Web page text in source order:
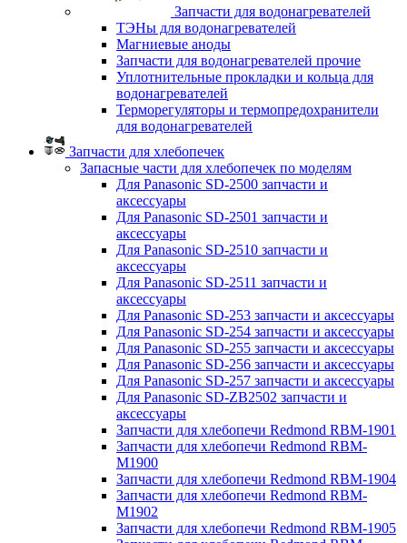
Запчасти для водонагревателей
ТЭНы для водонагревателей
Магниевые аноды
Запчасти для водонагревателей прочие
Уплотнительные прокладки и кольца для
водонагревателей
Терморегуляторы и термопредохранители
для водонагревателей
Запчасти для хлебопечек
Запасные части для хлебопечек по моделям
Для Panasonic SD-2500 запчасти и
аксессуары
Для Panasonic SD-2501 запчасти и
аксессуары
Для Panasonic SD-2510 запчасти и
аксессуары
Для Panasonic SD-2511 запчасти и
аксессуары
Для Panasonic SD-253 запчасти и аксессуары
Для Panasonic SD-254 запчасти и аксессуары
Для Panasonic SD-255 запчасти и аксессуары
Для Panasonic SD-256 запчасти и аксессуары
Для Panasonic SD-257 запчасти и аксессуары
Для Panasonic SD-ZB2502 запчасти и
аксессуары
Запчасти для хлебопечи Redmond RBM-1901
Запчасти для хлебопечи Redmond RBM-
M1900
Запчасти для хлебопечи Redmond RBM-1904
Запчасти для хлебопечи Redmond RBM-
M1902
Запчасти для хлебопечи Redmond RBM-1905